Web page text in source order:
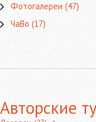
Фотогалереи(47)
ЧаВо(17)
Авторские